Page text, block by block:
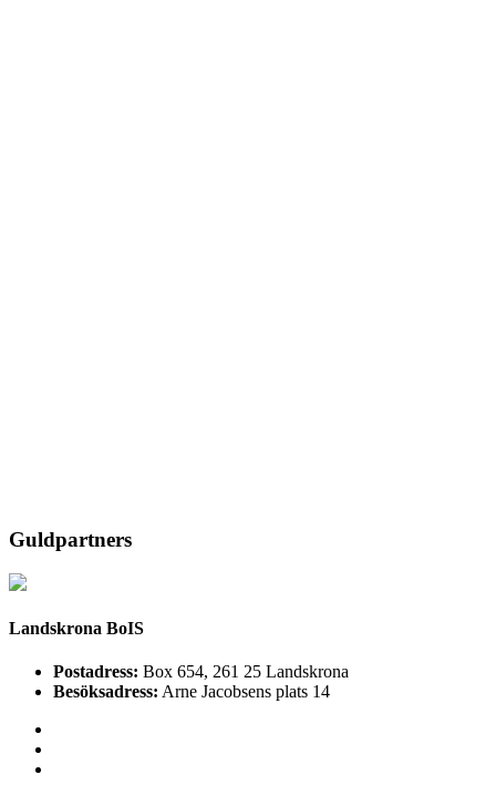
Guldpartners
Landskrona BoIS
Postadress: Box 654, 261 25 Landskrona
Besöksadress: Arne Jacobsens plats 14